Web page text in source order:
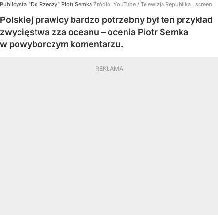
Publicysta "Do Rzeczy" Piotr Semka Źródło: YouTube / Telewizja Republika , screen
Polskiej prawicy bardzo potrzebny był ten przykład
zwycięstwa zza oceanu – ocenia Piotr Semka
w powyborczym komentarzu.